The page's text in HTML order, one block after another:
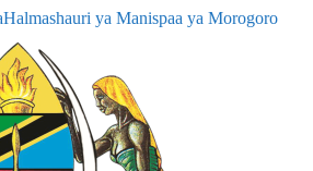
Halmashauri ya Manispaa ya Morogoro